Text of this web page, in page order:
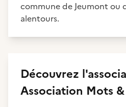
commune de Jeumont ou
alentours.
Découvrez
Association Mots